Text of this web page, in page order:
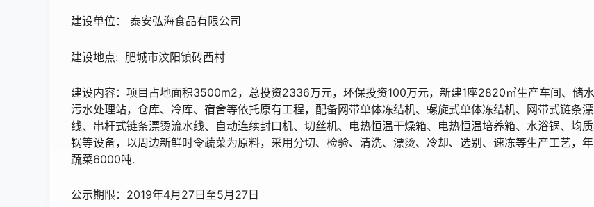
建设单位： 泰安弘海食品有限公司
建设地点: 肥城市汶阳镇砖西村
建设内容：项目占地面积3500m2，总投资2336万元，环保投资100万元，新建1座2820㎡生产车间、储
污水处理站，仓库、冷库、宿舍等依托原有工程，配备网带单体冻结机、螺旋式单体冻结机、网带式链条
线、串杆式链条漂烫流水线、自动连续封口机、切丝机、电热恒温干燥箱、电热恒温培养箱、水浴锅、均
锅等设备，以周边新鲜时令蔬菜为原料，采用分切、检验、清洗、漂烫、冷却、选别、速冻等生产工艺，
蔬菜6000吨.
公示期限：2019年4月27日至5月27日